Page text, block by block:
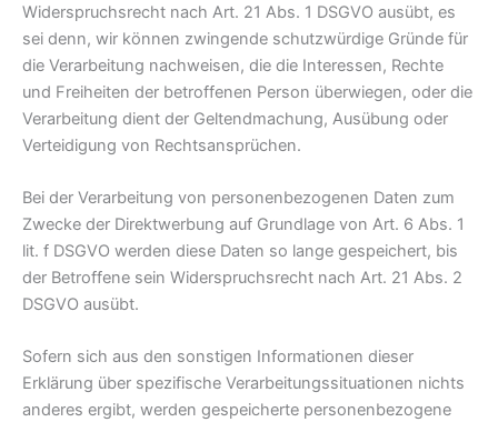
Widerspruchsrecht nach Art. 21 Abs. 1 DSGVO ausübt, es
sei denn, wir können zwingende schutzwürdige Gründe für
die Verarbeitung nachweisen, die die Interessen, Rechte
und Freiheiten der betroffenen Person überwiegen, oder die
Verarbeitung dient der Geltendmachung, Ausübung oder
Verteidigung von Rechtsansprüchen.
Bei der Verarbeitung von personenbezogenen Daten zum
Zwecke der Direktwerbung auf Grundlage von Art. 6 Abs. 1
lit. f DSGVO werden diese Daten so lange gespeichert, bis
der Betroffene sein Widerspruchsrecht nach Art. 21 Abs. 2
DSGVO ausübt.
Sofern sich aus den sonstigen Informationen dieser
Erklärung über spezifische Verarbeitungssituationen nichts
anderes ergibt, werden gespeicherte personenbezogene